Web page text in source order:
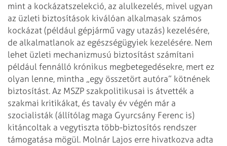
mint a kockázatszelekció, az alulkezelés, mivel ugyan
az üzleti biztosítások kiválóan alkalmasak számos
kockázat (például gépjármű vagy utazás) kezelésére,
de alkalmatlanok az egészségügyiek kezelésére. Nem
lehet üzleti mechanizmusú biztosítást számítani
például fennálló krónikus megbetegedésekre, mert ez
olyan lenne, mintha „egy összetört autóra” kötnének
biztosítást. Az MSZP szakpolitikusai is átvették a
szakmai kritikákat, és tavaly év végén már a
szocialisták (állítólag maga Gyurcsány Ferenc is)
kitáncoltak a vegytiszta több-biztosítós rendszer
támogatása mögül. Molnár Lajos erre hivatkozva adta